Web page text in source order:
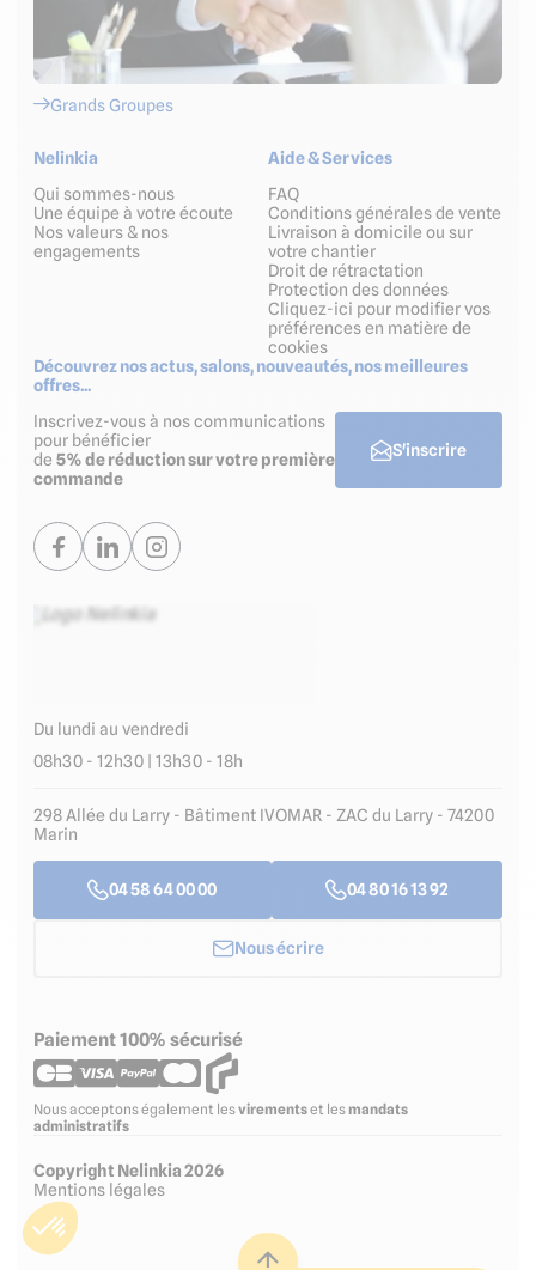
Grands Groupes
Du lundi au vendredi
08h30 - 12h30 | 13h30 - 18h
298 Allée du Larry - Bâtiment IVOMAR - ZAC du Larry - 74200
Marin
04 58 64 00 00 04 80 16 13 92
Nous écrire
Nelinkia
Qui sommes-nous
Une équipe à votre écoute
Nos valeurs & nos
engagements
Aide & Services
FAQ
Conditions générales de vente
Livraison à domicile ou sur
votre chantier
Droit de rétractation
Protection des données
Cliquez-ici pour modifier vos
préférences en matière de
cookies
Découvrez nos actus, salons, nouveautés, nos meilleures
offres...
Inscrivez-vous à nos communications
pour bénéficier
de 5% de réduction sur votre première
commande
S'inscrire
Paiement 100% sécurisé
Nous acceptons également lesvirementset les mandats
administratifs
Copyright Nelinkia 2026
Mentions légales